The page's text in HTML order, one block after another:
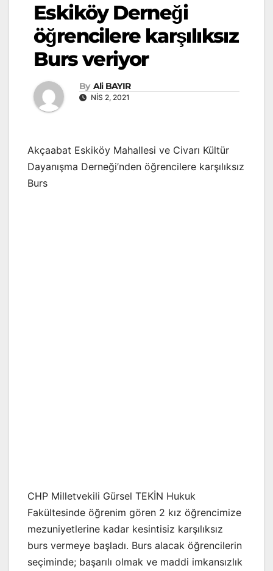
Eskiköy Derneği
öğrencilere karşılıksız
Burs veriyor
By Ali BAYIR
NIS 2, 2021
Akçaabat Eskiköy Mahallesi ve Civarı Kültür
Dayanışma Derneği’nden öğrencilere karşılıksız
Burs
CHP Milletvekili Gürsel TEKİN Hukuk
Fakültesinde öğrenim gören 2 kız öğrencimize
mezuniyetlerine kadar kesintisiz karşılıksız
burs vermeye başladı. Burs alacak öğrencilerin
seçiminde; başarılı olmak ve maddi imkansızlık